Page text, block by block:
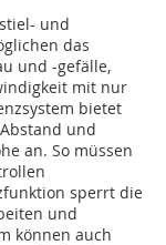
und
das
und -gefälle,
mit nur
bietet
und
an. So müssen
sperrt die
und
können auch